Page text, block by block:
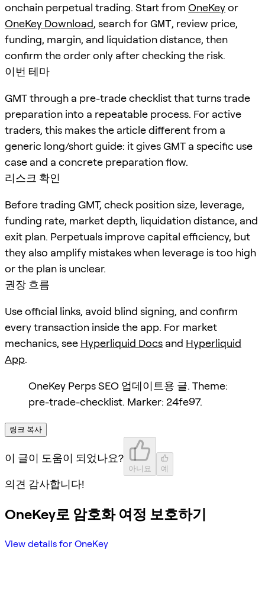
onchain perpetual trading. Start from OneKeyor
OneKey Download, search forGMT, review price,
funding, margin, and liquidation distance, then
confirm the order only after checking the risk.
이번 테마
GMT through a pre-trade checklist that turns trade
preparation into a repeatable process. For active
traders, this makes the article different from a
generic long/short guide: it gives GMT a specific use
case and a concrete preparation flow.
리스크 확인
Before trading GMT, check position size, leverage,
funding rate, market depth, liquidation distance, and
exit plan. Perpetuals improve capital efficiency, but
they also amplify mistakes when leverage is too high
or the plan is unclear.
권장 흐름
Use official links, avoid blind signing, and confirm
every transaction inside the app. For market
mechanics, see Hyperliquid Docs and Hyperliquid
App.
OneKey Perps SEO 업데이트용 글. Theme:
pre-trade-checklist. Marker: 24fe97.
링크 복사
이 글이 도움이 되었나요?
아니요 예
의견 감사합니다!
OneKey로 암호화 여정 보호하기
View details for OneKey